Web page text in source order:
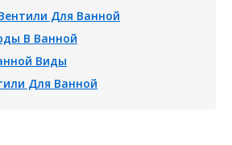
Для Ванной
В Ванной
Виды
Для Ванной